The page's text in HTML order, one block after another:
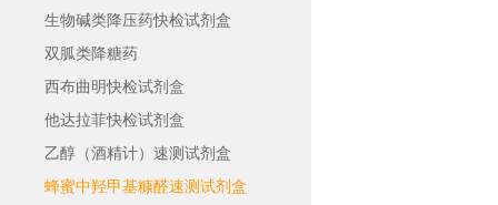
生物碱类降压药快检试剂盒
双胍类降糖药
西布曲明快检试剂盒
他达拉菲快检试剂盒
乙醇（酒精计）速测试剂盒
蜂蜜中羟甲基糠醛速测试剂盒